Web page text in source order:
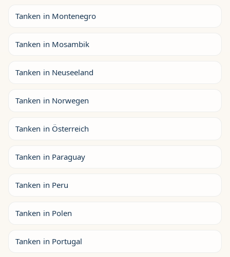
Tanken in Montenegro
Tanken in Mosambik
Tanken in Neuseeland
Tanken in Norwegen
Tanken in Österreich
Tanken in Paraguay
Tanken in Peru
Tanken in Polen
Tanken in Portugal